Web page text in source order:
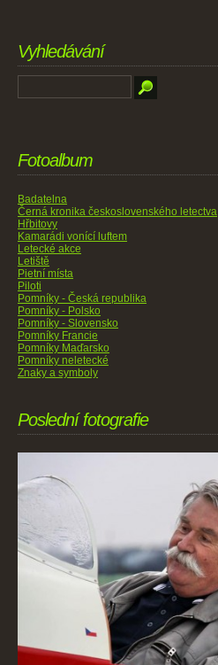
Vyhledávání
Fotoalbum
Badatelna
Černá kronika československého letectva
Hřbitovy
Kamarádi vonící luftem
Letecké akce
Letiště
Pietní místa
Piloti
Pomníky - Česká republika
Pomníky - Polsko
Pomníky - Slovensko
Pomníky Francie
Pomníky Maďarsko
Pomníky neletecké
Znaky a symboly
Poslední fotografie